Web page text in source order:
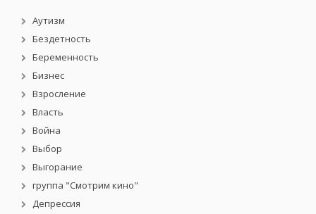
Аутизм
Бездетность
Беременность
Бизнес
Взросление
Власть
Война
Выбор
Выгорание
группа "Смотрим кино"
Депрессия